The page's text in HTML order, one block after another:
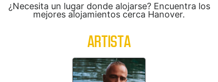
¿Necesita un lugar donde alojarse? Encuentra los
mejores alojamientos cerca Hanover.
ARTISTA